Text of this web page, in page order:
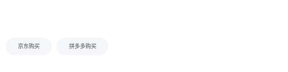
京东购买 拼多多购买